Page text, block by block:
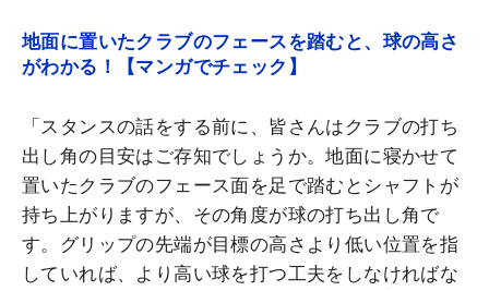
地面に置いたクラブのフェースを踏むと、球の高さ
がわかる！【マンガでチェック】
「スタンスの話をする前に、皆さんはクラブの打ち
出し角の目安はご存知でしょうか。地面に寝かせて
置いたクラブのフェース面を足で踏むとシャフトが
持ち上がりますが、その角度が球の打ち出し角で
す。グリップの先端が目標の高さより低い位置を指
していれば、より高い球を打つ工夫をしなければな